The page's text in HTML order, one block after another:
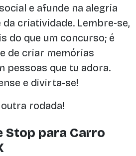
e afunde na alegria
criatividade. Lembre-se,
do que um concurso; é
de criar memórias
pessoas que tu adora.
e divirta-se!
rodada!
Stop para Carro